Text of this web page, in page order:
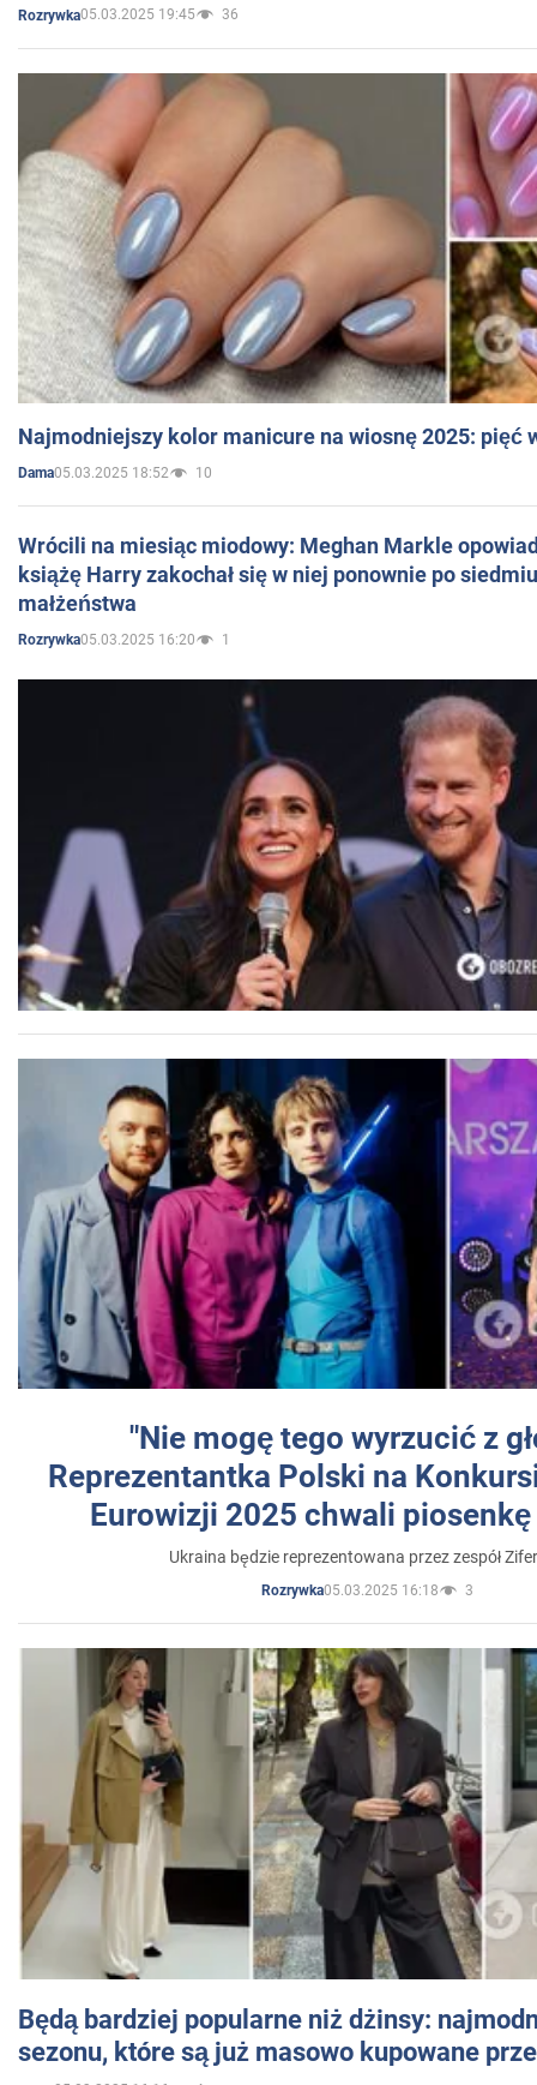
Rozrywka05.03.2025 19:45 36
Najmodniejszy kolor manicure na wiosnę 2025: pięć
Dama05.03.2025 18:52 10
Wrócili na miesiąc miodowy: Meghan Markle
książę Harry zakochał się w niej ponownie po
małżeństwa
Rozrywka05.03.2025 16:20 1
"Nie mogę tego wyrzucić z
Reprezentantka Polski na
Eurowizji 2025 chwali
Ukraina będzie reprezentowana przez zespół
Rozrywka05.03.2025 16:18 3
Będą bardziej popularne niż dżinsy:
sezonu, które są już masowo kupowane